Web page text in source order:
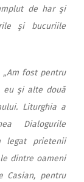
de har şi
şi bucuriile
„Am fost pentru
eu şi alte două
Liturghia a
Dialogurile
legat prietenii
dintre oameni
Casian, pentru